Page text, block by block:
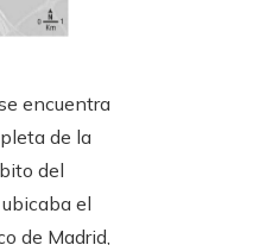
encuentra
de la
del
el
de Madrid,